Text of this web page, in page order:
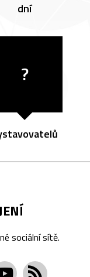
dní
?
sociální sítě.